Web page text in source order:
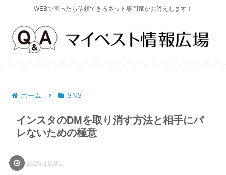
WEBで困ったら信頼できるネット専門家がお答えします！
ホーム SNS
インスタのDMを取り消す方法と相手にバ
レないための極意
2025.10.05